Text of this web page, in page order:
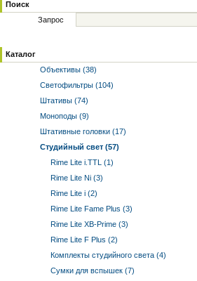
Поиск
Запрос
Каталог
Объективы (38)
Светофильтры (104)
Штативы (74)
Моноподы (9)
Штативные головки (17)
Студийный свет (57)
Rime Lite i.TTL (1)
Rime Lite Ni (3)
Rime Lite i (2)
Rime Lite Fame Plus (3)
Rime Lite XB-Prime (3)
Rime Lite F Plus (2)
Комплекты студийного света (4)
Сумки для вспышек (7)